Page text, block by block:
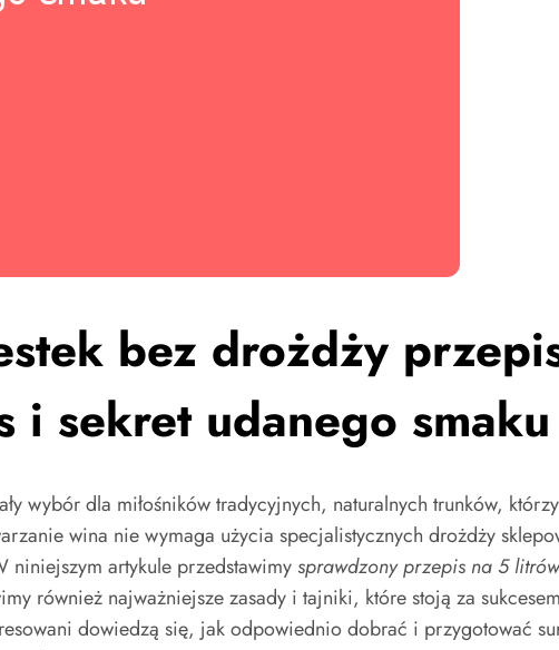
bez drożdży
i sekret udanego smaku
wybór dla miłośników tradycyjnych, naturalnych trunków,
wina nie wymaga użycia specjalistycznych drożdży
niniejszym artykule przedstawimysprawdzony przepis na 5
również najważniejsze zasady i tajniki, które stoją za
dowiedzą się, jak odpowiednio dobrać i przygotować